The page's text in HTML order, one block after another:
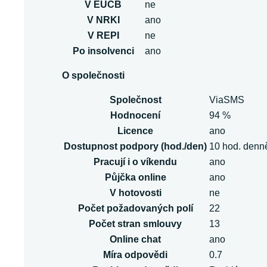
V EUCB
ne
V NRKI
ano
V REPI
ne
Po insolvenci
ano
O společnosti
Společnost
ViaSMS
Hodnocení
94 %
Licence
ano
Dostupnost podpory (hod./den) 10 hod.
Pracují i o víkendu
ano
Půjčka online
ano
V hotovosti
ne
Počet požadovaných polí
22
Počet stran smlouvy
13
Online chat
ano
Míra odpovědi
0.7